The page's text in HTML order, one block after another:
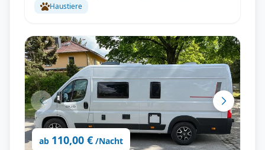
Haustiere
ab 110,00 € /Nacht